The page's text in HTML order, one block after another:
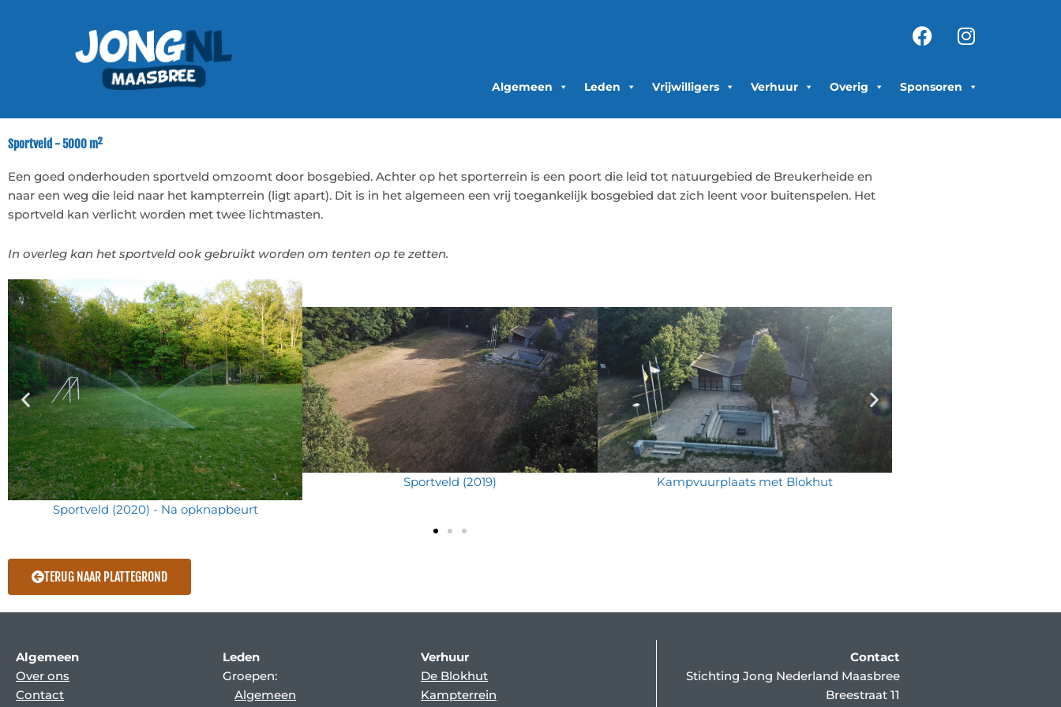
Facebook
Algemeen Leden Vrijwilligers Verhuur Overig Sponsoren
Sportveld - 5000 m²
Een goed onderhouden sportveld omzoomt door bosgebied. Achter op het sporterrein is een poort die leid tot natuurgebied de Breukerheide en
naar een weg die leid naar het kampterrein (ligt apart). Dit is in het algemeen een vrij toegankelijk bosgebied dat zich leent voor buitenspelen. Het
sportveld kan verlicht worden met twee lichtmasten.
In overleg kan het sportveld ook gebruikt worden om tenten op te zetten.
Sportveld (2020) - Na opknapbeurt
Sportveld (2019)
Kampvuurplaats met Blokhut
TERUG NAAR PLATTEGROND
Algemeen
Over ons
Contact
Leden
Groepen:
Algemeen
Verhuur
De Blokhut
Kampterrein
Contact
Stichting Jong Nederland Maasbree
Breestraat 11